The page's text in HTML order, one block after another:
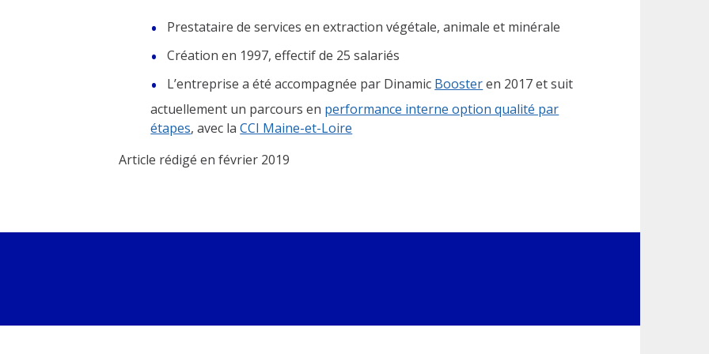
Prestataire de services en extraction végétale, animale et minérale
Création en 1997, effectif de 25 salariés
L’entreprise a été accompagnée par Dinamic Boosteren 2017 et suit
actuellement un parcours en performance interne option qualité par
étapes, avec laCCI Maine-et-Loire
Article rédigé en février 2019